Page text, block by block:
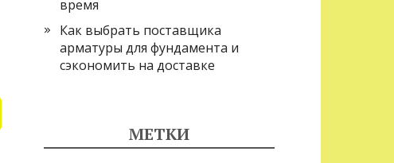
время
Как выбрать поставщика
арматуры для фундамента и
сэкономить на доставке
МЕТКИ